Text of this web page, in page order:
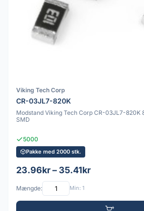
Viking Tech Corp
CR-03JL7-820K
Modstand Viking Tech Corp CR-03JL7-820K
SMD
5000
Pakke med 2000 stk.
23.96kr – 35.41kr
Mængde: Min: 1